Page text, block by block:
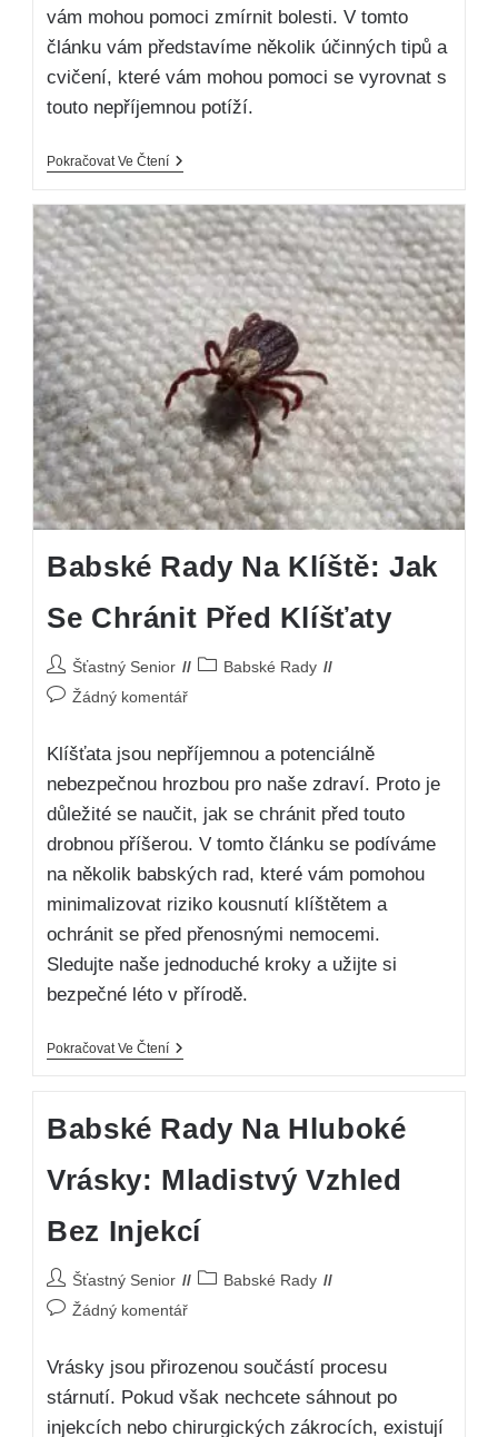
vám mohou pomoci zmírnit bolesti. V tomto
článku vám představíme několik účinných tipů a
cvičení, které vám mohou pomoci se vyrovnat s
touto nepříjemnou potíží.
Pokračovat Ve Čtení
Babské Rady Na Klíště: Jak
Se Chránit Před Klíšťaty
Šťastný Senior
Babské Rady
Žádný komentář
Klíšťata jsou nepříjemnou a potenciálně
nebezpečnou hrozbou pro naše zdraví. Proto je
důležité se naučit, jak se chránit před touto
drobnou příšerou. V tomto článku se podíváme
na několik babských rad, které vám pomohou
minimalizovat riziko kousnutí klíštětem a
ochránit se před přenosnými nemocemi.
Sledujte naše jednoduché kroky a užijte si
bezpečné léto v přírodě.
Pokračovat Ve Čtení
Babské Rady Na Hluboké
Vrásky: Mladistvý Vzhled
Bez Injekcí
Šťastný Senior
Babské Rady
Žádný komentář
Vrásky jsou přirozenou součástí procesu
stárnutí. Pokud však nechcete sáhnout po
injekcích nebo chirurgických zákrocích, existují